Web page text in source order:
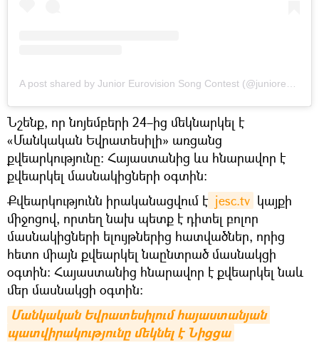
A post shared by Junior Eurovision Song Contest (@junioreurovisionofficial)
Նշենք, որ նոյեմբերի 24–ից մեկնարկել է
«Մանկական Եվրատեսիլի» առցանց
քվեարկությունը: Հայաստանից ևս հնարավոր է
քվեարկել մասնակիցների օգտին։
Քվեարկությունն իրականացվում է jesc.tv կայքի
միջոցով, որտեղ նախ պետք է դիտել բոլոր
մասնակիցների ելույթներից հատվածներ, որից
հետո միայն քվեարկել նաընտրած մասնակցի
օգտին։ Հայաստանից հնարավոր է քվեարկել նաև
մեր մասնակցի օգտին։
Մանկական Եվրատեսիլում հայաստանյան
պատվիրակությունը մեկնել է Նիցցա